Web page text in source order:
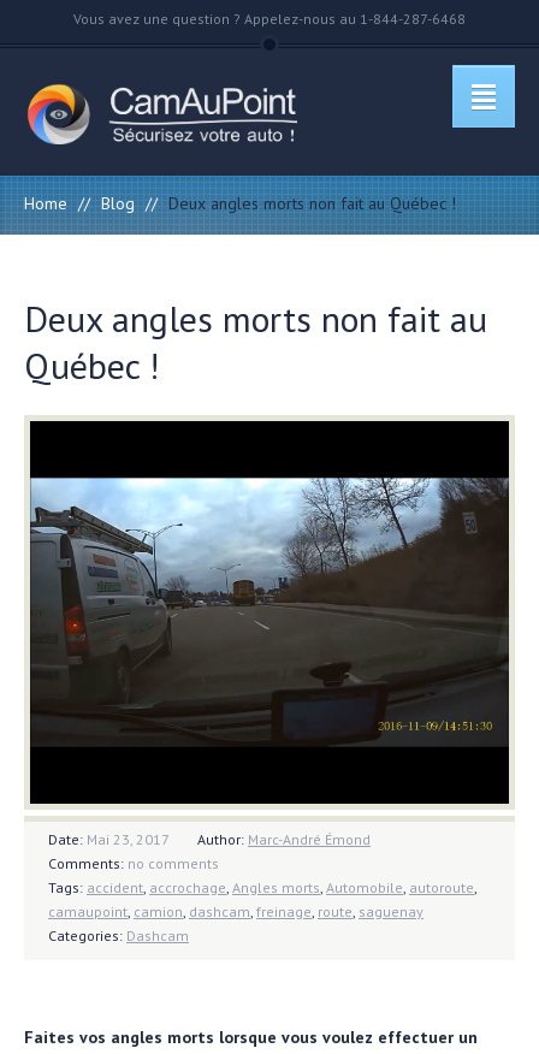
Vous avez une question ? Appelez-nous au 1-844-287-6468
Home // Blog // Deux angles morts non fait au Québec !
Deux angles morts non fait au
Québec !
Date: Mai 23, 2017 Author: Marc-André Émond
Comments: no comments
Tags: accident, accrochage, Angles morts, Automobile, autoroute,
camaupoint, camion, dashcam, freinage, route, saguenay
Categories: Dashcam
Faites vos angles morts lorsque vous voulez effectuer un